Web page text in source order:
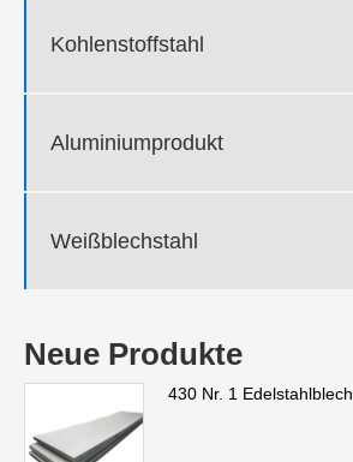
Kohlenstoffstahl
Aluminiumprodukt
Weißblechstahl
Neue Produkte
430 Nr. 1 Edelstahlblech